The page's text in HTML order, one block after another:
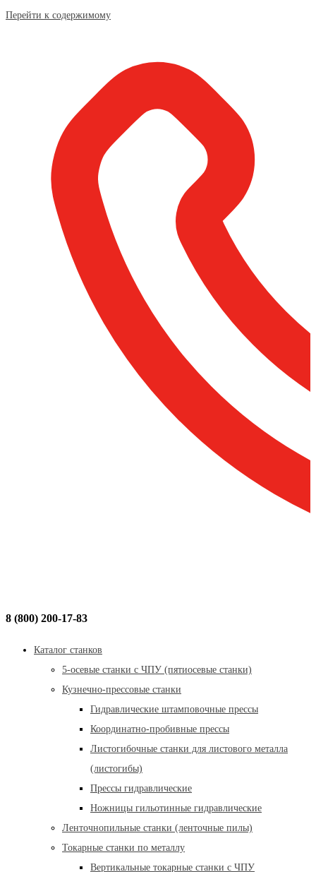
Перейти к содержимому
8 (800) 200-17-83
Каталог станков
5-осевые станки с ЧПУ (пятиосевые станки)
Кузнечно-прессовые станки
Гидравлические штамповочные прессы
Координатно-пробивные прессы
Листогибочные станки для листового металла
(листогибы)
Прессы гидравлические
Ножницы гильотинные гидравлические
Ленточнопильные станки (ленточные пилы)
Токарные станки по металлу
Вертикальные токарные станки с ЧПУ